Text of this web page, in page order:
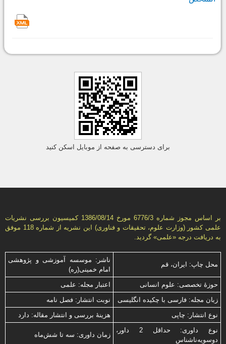
برای دسترسی به صفحه از موبایل اسکن کنید
بر اساس مجوز شماره 6776/3 مورخ 1386/08/14 كمیسیون بررسى نشریات
علمى كشور (وزارت علوم، تحقیقات و فناورى) این نشریه از شماره 118 موفق
به دریافت درجه «علمى» گردید.
محل چاپ: ایران، قم
ناشر: موسسه آموزشی و پژوهشی
امام خمینی(ره)
حوزۀ تخصصی: علوم انسانی
اعتبار مجله: علمی
زبان مجله: فارسی با چكیده انگلیسی
نوبت انتشار: فصل نامه
نوع انتشار: چاپی
هزینۀ بررسی و انتشار مقاله: دارد
نوع داوری: حداقل 2 داور،
دوسویه‌ناشناس
زمان داوری: سه تا شش‌ماه